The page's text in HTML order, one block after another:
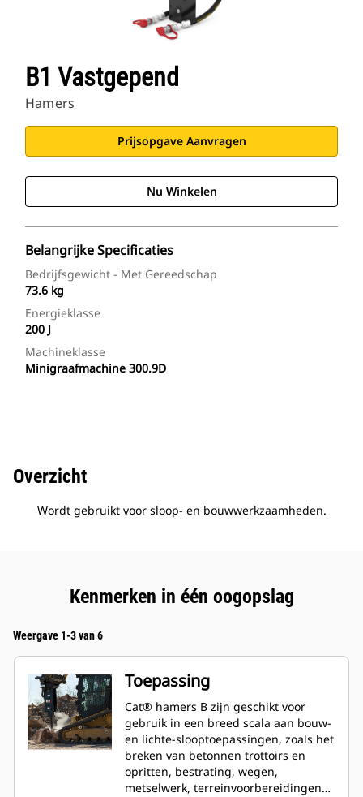
B1 Vastgepend
Hamers
Prijsopgave Aanvragen
Nu Winkelen
Belangrijke Specificaties
Bedrijfsgewicht - Met Gereedschap
73.6 kg
Energieklasse
200 J
Machineklasse
Minigraafmachine 300.9D
Overzicht
Wordt gebruikt voor sloop- en bouwwerkzaamheden.
Kenmerken in één oogopslag
Weergave 1-3 van 6
Toepassing
Cat® hamers B zijn geschikt voor
gebruik in een breed scala aan bouw-
en lichte-slooptoepassingen, zoals het
breken van betonnen trottoirs en
opritten, bestrating, wegen,
metselwerk, terreinvoorbereidingen